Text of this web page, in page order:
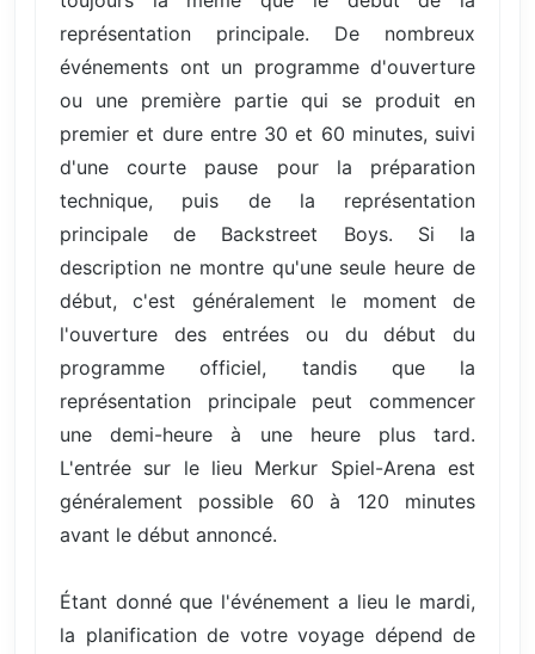
représentation principale. De nombreux
événements ont un programme d'ouverture
ou une première partie qui se produit en
premier et dure entre 30 et 60 minutes, suivi
d'une courte pause pour la préparation
technique, puis de la représentation
principale de Backstreet Boys. Si la
description ne montre qu'une seule heure de
début, c'est généralement le moment de
l'ouverture des entrées ou du début du
programme officiel, tandis que la
représentation principale peut commencer
une demi-heure à une heure plus tard.
L'entrée sur le lieu Merkur Spiel-Arena est
généralement possible 60 à 120 minutes
avant le début annoncé.
Étant donné que l'événement a lieu le mardi,
la planification de votre voyage dépend de